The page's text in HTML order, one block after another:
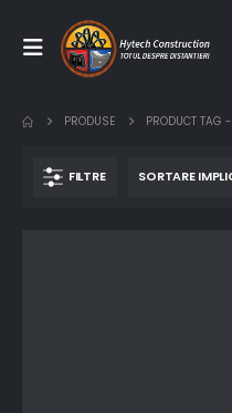
PRODUSE PRODUCT TAG -
FILTRE